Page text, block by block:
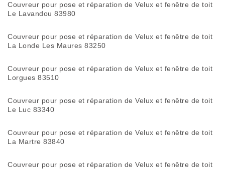
Couvreur pour pose et réparation de Velux et fenêtre de toit
Le Lavandou 83980
Couvreur pour pose et réparation de Velux et fenêtre de toit
La Londe Les Maures 83250
Couvreur pour pose et réparation de Velux et fenêtre de toit
Lorgues 83510
Couvreur pour pose et réparation de Velux et fenêtre de toit
Le Luc 83340
Couvreur pour pose et réparation de Velux et fenêtre de toit
La Martre 83840
Couvreur pour pose et réparation de Velux et fenêtre de toit